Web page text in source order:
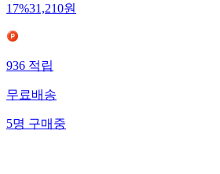
17%31,210원
936적립
무료배송
5명구매중